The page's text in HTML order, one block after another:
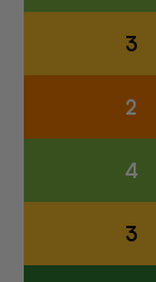
3
2
4
3